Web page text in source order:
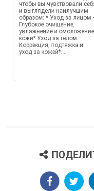
чтобы вы чувствовали
и выглядели наилучшим
образом: * Уход за лицом
Глубокое очищение,
увлажнение и омоложение
кожи* Уход за телом –
Коррекция, подтяжка и
уход за кожей*...